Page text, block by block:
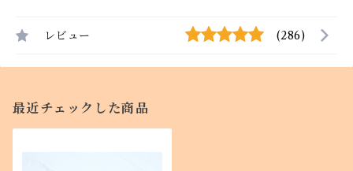
レビュー (286)
最近チェックした商品